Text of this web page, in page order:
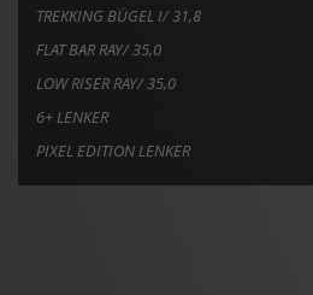
TREKKING BÜGEL I/ 31,8
FLAT BAR RAY/ 35,0
LOW RISER RAY/ 35,0
6+ LENKER
PIXEL EDITION LENKER